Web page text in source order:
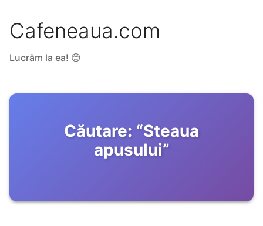
Cafeneaua.com
Lucrăm la ea! 😊
Căutare: “Steaua
apusului”